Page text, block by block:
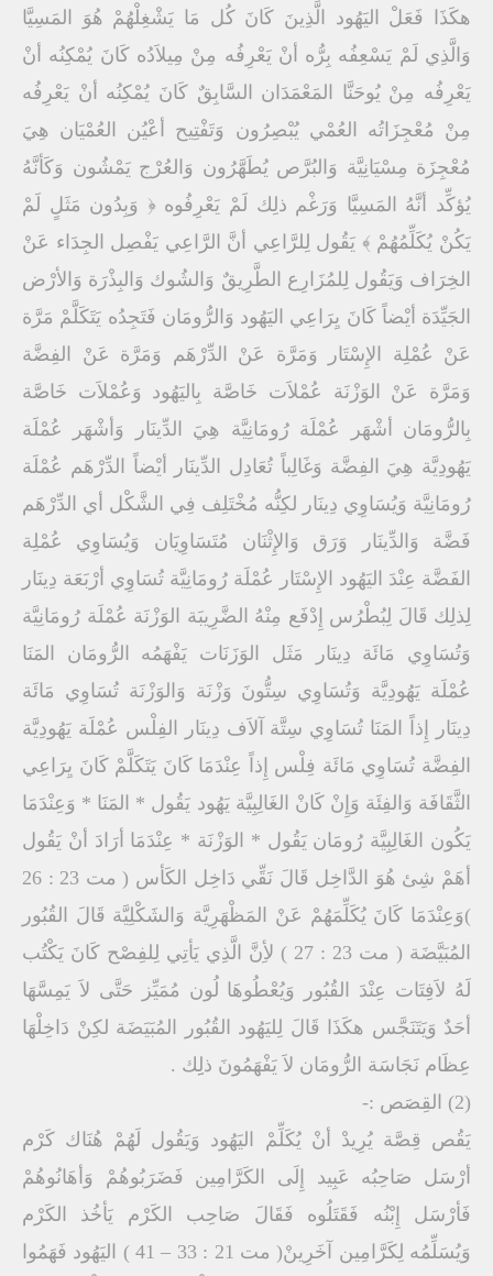
هكَذَا فَعَلْ اليَهُود الَّذِينَ كَانَ كُل مَا يَشْغِلْهُمْ هُوَ المَسِيَّا
وَالَّذِي لَمْ يَسْعِفُه بِرُّه أنْ يَعْرِفُه مِنْ مِيلاَدُه كَانَ يُمْكِنُه أنْ
يَعْرِفُه مِنْ يُوحَنَّا المَعْمَدَان السَّابِقٌ كَانَ يُمْكِنُه أنْ يَعْرِفُه
مِنْ مُعْجِزَاتُه العُمْي يُبْصِرُون وَتَفْتِيح أعْيُن العُمْيَان هِيَ
مُعْجِزَة مِسْيَانِيَّة وَالبُرَّص يُطَهَّرُون وَالعُرْج يَمْشُون وَكَأنَّهُ
يُؤكِّد أنَّهُ المَسِيَّا وَرَغْم ذلِك لَمْ يَعْرِفُوه ﴿ وَبِدُون مَثَلٍ لَمْ
يَكُنْ يُكَلِّمُهُمْ ﴾ يَقُول لِلرَّاعِي أنَّ الرَّاعِي يَفْصِل الجِدَاء عَنْ
الخِرَاف وَيَقُول لِلمُزَارِع الطَّرِيقٌ وَالشُوك وَالبِذْرَة وَالأرْض
الجَيِّدَة أيْضاً كَانَ يِرَاعِي اليَهُود وَالرُّومَان فَتَجِدُه يَتَكَلَّمْ مَرَّة
عَنْ عُمْلِة الإِسْتَار وَمَرَّة عَنْ الدِّرْهَم وَمَرَّة عَنْ الفِضَّة
وَمَرَّة عَنْ الوَزْنَة عُمْلاَت خَاصَّة بِاليَهُود وَعُمْلاَت خَاصَّة
بِالرُّومَان أشْهَر عُمْلَة رُومَانِيَّة هِيَ الدِّينَار وَأشْهَر عُمْلَة
يَهُودِيَّة هِيَ الفِضَّة وَغَالِباً تُعَادِل الدِّينَار أيْضاً الدِّرْهَم عُمْلَة
رُومَانِيَّة وَيُسَاوِي دِينَار لكِنُّه مُخْتَلِف فِي الشَّكْل أي الدِّرْهَم
فَضَّة وَالدِّينَار وَرَق وَالإِثْنَان مُتَسَاوِيَان وَيُسَاوِي عُمْلِة
الفَضَّة عِنْدَ اليَهُود الإِسْتَار عُمْلَة رُومَانِيَّة تُسَاوِي أرْبَعَة دِينَار
لِذلِك قَالَ لِبُطْرُس إِدْفَع مِنْهُ الضَّرِيبَة الوَزْنَة عُمْلَة رُومَانِيَّة
وَتُسَاوِي مَائَة دِينَار مَثَل الوَزَنَات يَفْهَمُه الرُّومَان المَنَا
عُمْلَة يَهُودِيَّة وَتُسَاوِي سِتُّونَ وَزْنَة وَالوَزْنَة تُسَاوِي مَائَة
دِينَار إِذاً المَنَا تُسَاوِي سِتَّة آلاَف دِينَار الفِلْس عُمْلَة يَهُودِيَّة
الفِضَّة تُسَاوِي مَائَة فِلْس إِذاً عِنْدَمَا كَانَ يَتَكَلَّمْ كَانَ يِرَاعِي
الثَّقَافَة وَالفِئَة وَإِنْ كَانْ الغَالِبِيَّة يَهُود يَقُول * المَنَا * وَعِنْدَمَا
يَكُون الغَالِبِيَّة رُومَان يَقُول * الوَزْنَة * عِنْدَمَا أرَادَ أنْ يَقُول
أهَمْ شِئ هُوَ الدَّاخِل قَالَ نَقِّي دَاخِل الكَأس ( مت 23 : 26
)وَعِنْدَمَا كَانَ يُكَلِّمَهُمْ عَنْ المَظْهَرِيَّة وَالشَكْلِيَّة قَالَ القُبُور
المُبَيَّضَة ( مت 23 : 27 ) لأِنَّ الَّذِي يَأتِي لِلفِصْح كَانَ يَكْتُب
لَهُ لاَفِتَات عِنْدَ القُبُور وَيُعْطُوهَا لُون مُمَيِّز حَتَّى لاَ يَمِسَّهَا
أحَدٌ وَيَتَنَجَّس هكَذَا قَالَ لِليَهُود القُبُور المُبَيَضَة لكِنْ دَاخِلْهَا
عِظَام نَجَاسَة الرُّومَان لاَ يَفْهَمُونَ ذلِِك .
(2) القِصَص :-
يَقُص قِصَّة يُرِيدْ أنْ يُكَلِّمْ اليَهُود وَيَقُول لَهُمْ هُنَاك كَرْم
أرْسَل صَاحِبُه عَبِيد إِلَى الكَرَّامِين فَضَرَبُوهُمْ وَأهَانُوهُمْ
فَأرْسَل إِبْنُه فَقَتَلُوه فَقَالَ صَاحِب الكَرْم يَأخُذ الكَرْم
وَيُسَلِّمُه لِكَرَّامِين آخَرِينْ( مت 21 : 33 – 41 ) اليَهُود فَهَمُوا